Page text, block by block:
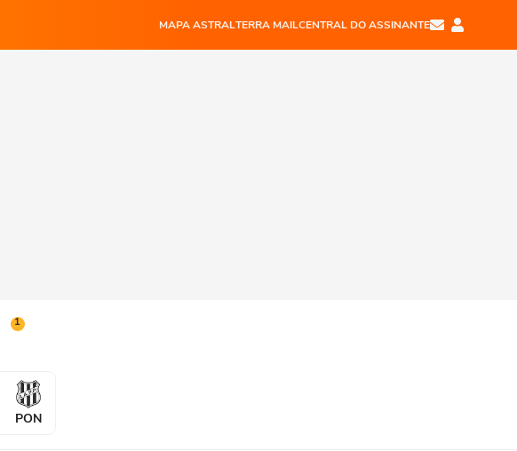
MAPA ASTRALTERRA MAILCENTRAL DO ASSINANTE
1
PON